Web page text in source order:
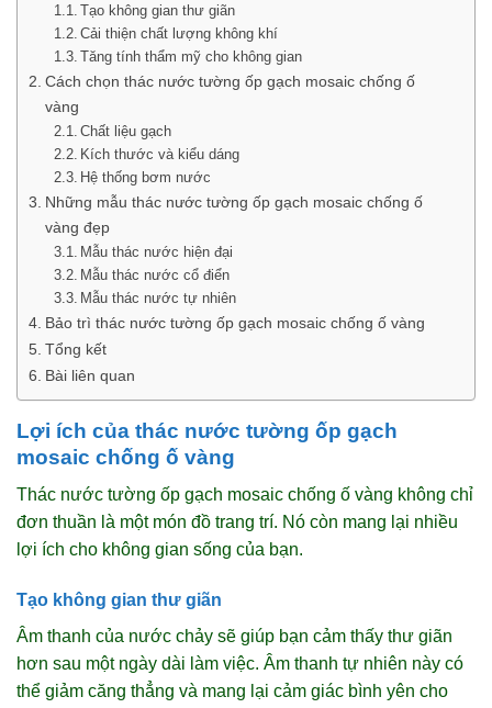
Tạo không gian thư giãn
Cải thiện chất lượng không khí
Tăng tính thẩm mỹ cho không gian
Cách chọn thác nước tường ốp gạch mosaic chống ố
vàng
Chất liệu gạch
Kích thước và kiểu dáng
Hệ thống bơm nước
Những mẫu thác nước tường ốp gạch mosaic chống ố
vàng đẹp
Mẫu thác nước hiện đại
Mẫu thác nước cổ điển
Mẫu thác nước tự nhiên
Bảo trì thác nước tường ốp gạch mosaic chống ố vàng
Tổng kết
Bài liên quan
Lợi ích của thác nước tường ốp gạch
mosaic chống ố vàng
Thác nước tường ốp gạch mosaic chống ố vàng không chỉ
đơn thuần là một món đồ trang trí. Nó còn mang lại nhiều
lợi ích cho không gian sống của bạn.
Tạo không gian thư giãn
Âm thanh của nước chảy sẽ giúp bạn cảm thấy thư giãn
hơn sau một ngày dài làm việc. Âm thanh tự nhiên này có
thể giảm căng thẳng và mang lại cảm giác bình yên cho